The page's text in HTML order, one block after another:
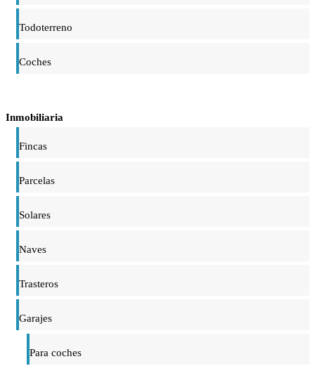
Todoterreno
Coches
Inmobiliaria
Fincas
Parcelas
Solares
Naves
Trasteros
Garajes
Para coches